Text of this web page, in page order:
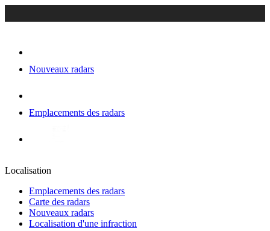
Nouveaux radars
Emplacements des radars
Localisation
Emplacements des radars
Carte des radars
Nouveaux radars
Localisation d'une infraction